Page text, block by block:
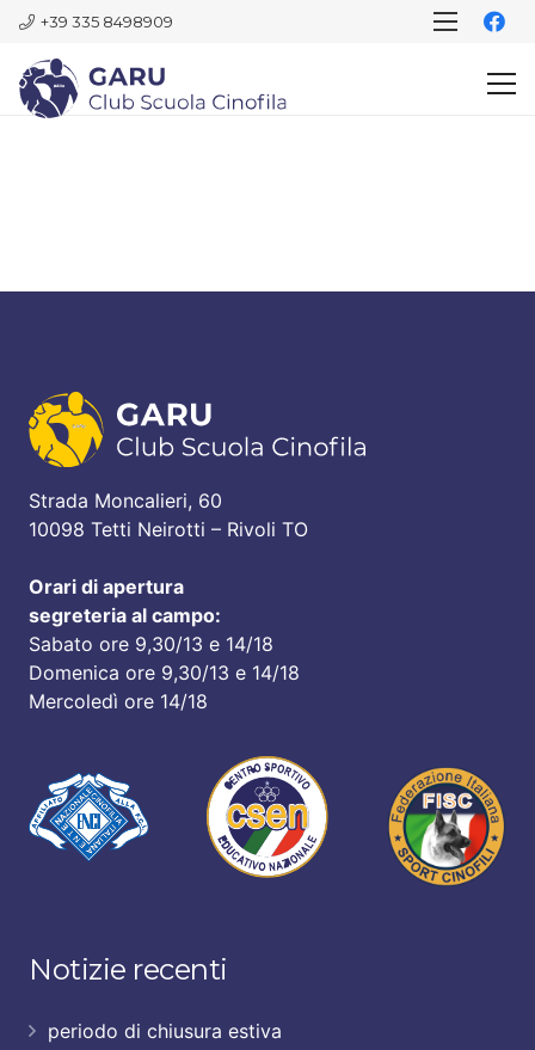
+39 335 8498909
Strada Moncalieri, 60
10098 Tetti Neirotti – Rivoli TO
Orari di apertura
segreteria al campo:
Sabato ore 9,30/13 e 14/18
Domenica ore 9,30/13 e 14/18
Mercoledì ore 14/18
Notizie recenti
periodo di chiusura estiva